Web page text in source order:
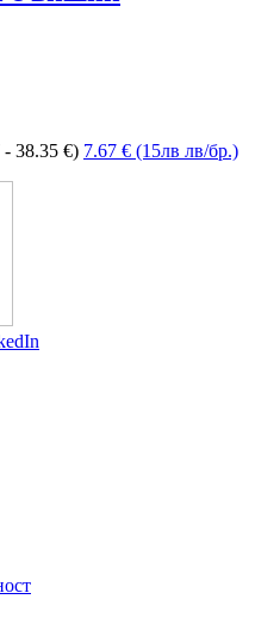
- 38.35 €) 7.67 € (15лв лв/бр.)